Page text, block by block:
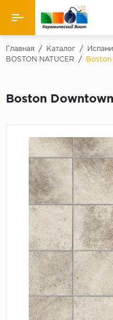
Назад
Керамическая плитка
Искусственный камень
Клинкер
Главная / Каталог /
BOSTON NATUCER
/ Boston
Boston